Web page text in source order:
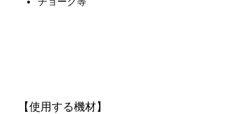
【使用する機材】